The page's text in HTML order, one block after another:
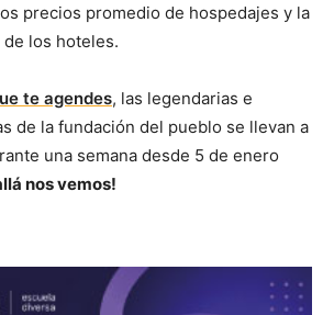
precios promedio de hospedajes y la
los hoteles.
te agendes, las legendarias e
de la fundación del pueblo se llevan a
una semana desde 5 de enero
nos vemos!